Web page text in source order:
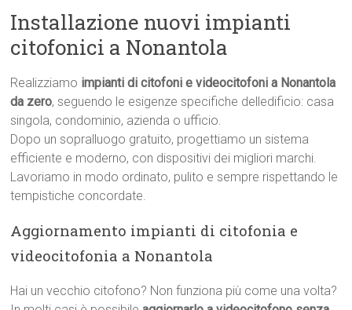
Installazione nuovi impianti
citofonici a Nonantola
Realizziamo impianti di citofoni e videocitofoni a Nonantola
da zero, seguendo le esigenze specifiche delledificio: casa
singola, condominio, azienda o ufficio.
Dopo un sopralluogo gratuito, progettiamo un sistema
efficiente e moderno, con dispositivi dei migliori marchi.
Lavoriamo in modo ordinato, pulito e sempre rispettando le
tempistiche concordate.
Aggiornamento impianti di citofonia e
videocitofonia a Nonantola
Hai un vecchio citofono? Non funziona più come una volta?